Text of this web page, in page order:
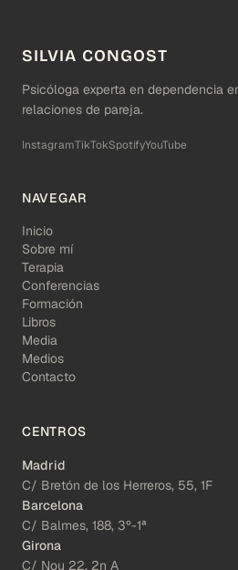
SILVIA CONGOST
Psicóloga experta en dependencia
relaciones de pareja.
InstagramTikTokSpotifyYouTube
NAVEGAR
Inicio
Sobre mí
Terapia
Conferencias
Formación
Libros
Media
Medios
Contacto
CENTROS
Madrid
C/ Bretón de los Herreros, 55, 1F
Barcelona
C/ Balmes, 188, 3º-1ª
Girona
C/ Nou 22, 2n A